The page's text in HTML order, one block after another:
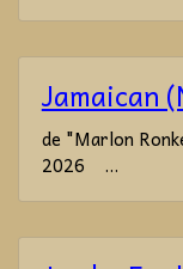
Jamaican
de "Marlon
2026 ...